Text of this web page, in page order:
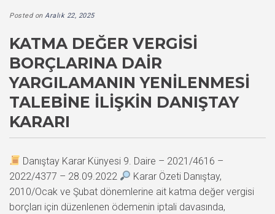
Posted on Aralık 22, 2025
KATMA DEĞER VERGISI
BORÇLARINA DAIR
YARGILAMANIN YENILENMESI
TALEBINE İLIŞKIN DANIŞTAY
KARARI
Danıştay Karar Künyesi 9. Daire – 2021/4616 –
2022/4377 – 28.09.2022
Karar Özeti Danıştay,
2010/Ocak ve Şubat dönemlerine ait katma değer vergisi
borçları için düzenlenen ödemenin iptali davasında,